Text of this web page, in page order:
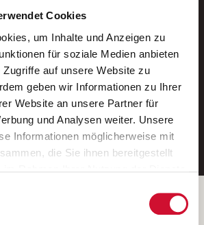
Cookies
um Inhalte und Anzeigen zu
für soziale Medien anbieten
auf unsere Website zu
geben wir Informationen zu Ihrer
Website an unsere Partner für
und Analysen weiter. Unsere
Informationen möglicherweise mit
die Sie ihnen bereitgestellt
zulassen“ klicken, so stimmen
sämtlicher Cookies zu. Sie können
Stellen per E-Mail.
Service von AWO
Jobs.
Mail-Adresse eintragen